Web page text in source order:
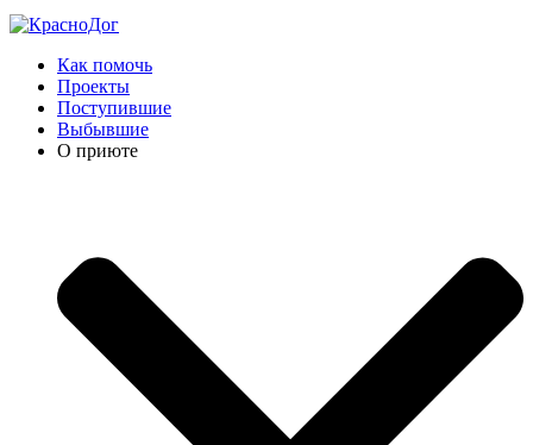
Как помочь
Проекты
Поступившие
Выбывшие
О приюте